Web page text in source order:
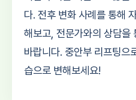
다. 전후 변화 사례를 통해
해보고, 전문가와의 상담을
바랍니다. 중안부 리프팅으
습으로 변해보세요!